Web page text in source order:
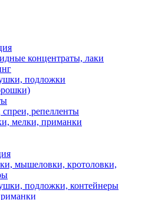
концентраты, лаки
подложки
спреи, репелленты
мелки, приманки
мышеловки, кротоловки,
подложки, контейнеры